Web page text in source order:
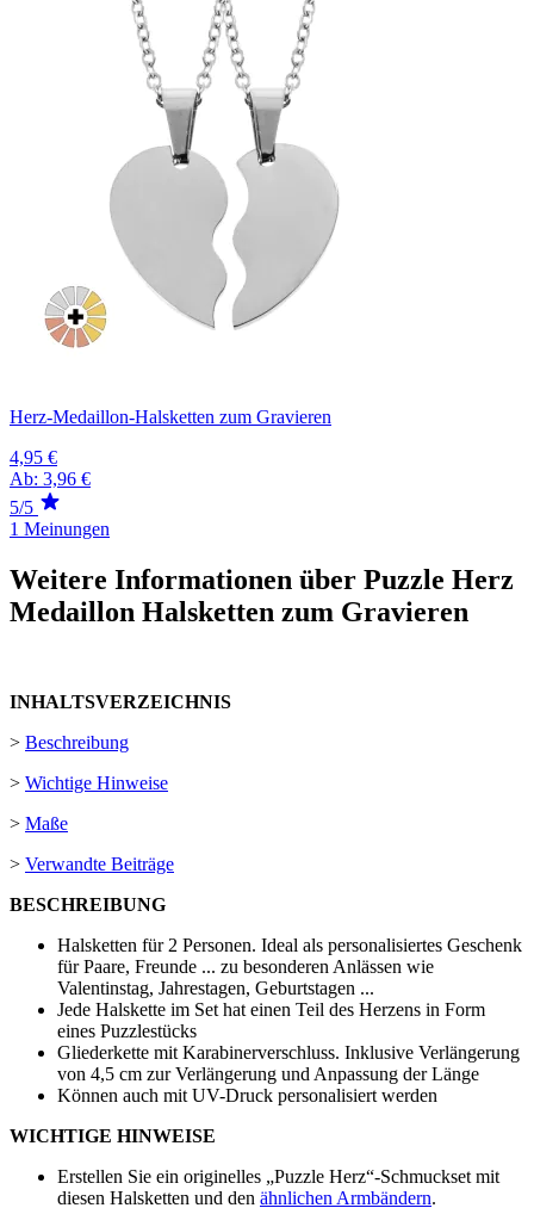
Herz-Medaillon-Halsketten zum Gravieren
4,95 €
Ab: 3,96 €
5/5
1 Meinungen
Weitere Informationen über Puzzle Herz
Medaillon Halsketten zum Gravieren
INHALTSVERZEICHNIS
> Beschreibung
> Wichtige Hinweise
> Maße
> Verwandte Beiträge
BESCHREIBUNG
Halsketten für 2 Personen. Ideal als personalisiertes Geschenk
für Paare, Freunde ... zu besonderen Anlässen wie
Valentinstag, Jahrestagen, Geburtstagen ...
Jede Halskette im Set hat einen Teil des Herzens in Form
eines Puzzlestücks
Gliederkette mit Karabinerverschluss. Inklusive Verlängerung
von 4,5 cm zur Verlängerung und Anpassung der Länge
Können auch mitUV-Druck personalisiert werden
WICHTIGE HINWEISE
Erstellen Sie ein originelles „Puzzle Herz“-Schmuckset mit
diesen Halsketten und den ähnlichen Armbändern.